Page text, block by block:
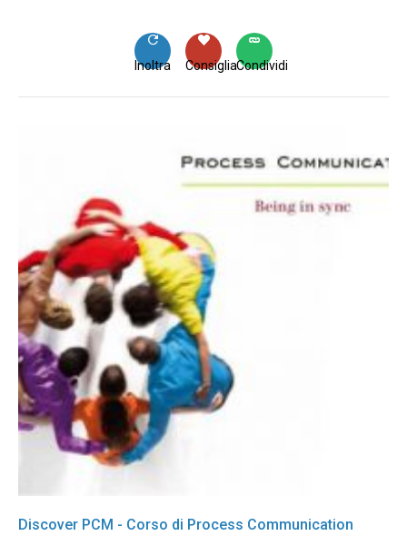
Condividi
Consiglia
Inoltra
Discover PCM - Corso di Process Communication